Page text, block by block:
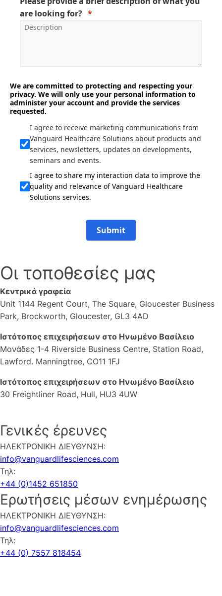
are looking for?
We are committed to protecting and respecting your
privacy. We will only use your personal information to
administer your account and provide the services
requested.
I agree to receive marketing communications from
Vanguard Healthcare Solutions about products and
services, newsletters, updates on developments,
seminars and events.
I agree to share my interaction data to improve the
quality and relevance of Vanguard Healthcare
Solutions services.
Submit
Οι τοποθεσίες μας
Κεντρικά γραφεία
Unit 1144 Regent Court, The Square, Gloucester Business
Park, Brockworth, Gloucester, GL3 4AD
Ιστότοπος επιχειρήσεων στο Ηνωμένο Βασίλειο
Μονάδες 1-4 Riverside Business Centre, Station Road,
Lawford. Manningtree, CO11 1FJ
Ιστότοπος επιχειρήσεων στο Ηνωμένο Βασίλειο
30 Freightliner Road, Hull, HU3 4UW
Γενικές έρευνες
ΗΛΕΚΤΡΟΝΙΚΗ ΔΙΕΥΘΥΝΣΗ:
info@vanguardlifesciences.com
Τηλ:
+44 (0)1452 651850
Ερωτήσεις μέσων ενημέρωσης
ΗΛΕΚΤΡΟΝΙΚΗ ΔΙΕΥΘΥΝΣΗ:
info@vanguardlifesciences.com
Τηλ:
+44 (0) 7557 818454